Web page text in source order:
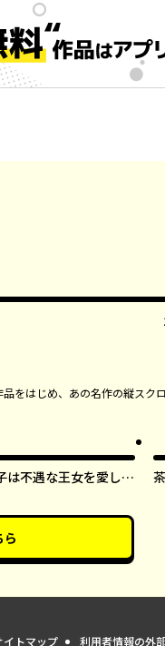
をはじめ、あの名作の縦スク
は不遇な王女を愛しす
ら
イトマップ 利用者情報の外